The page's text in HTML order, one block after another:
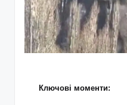
Ключові моменти: